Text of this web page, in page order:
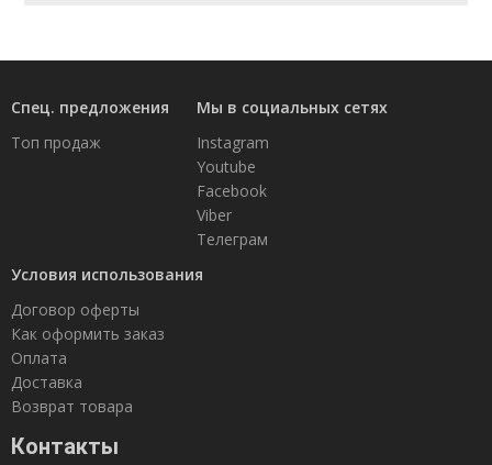
Спец. предложения
Топ продаж
Мы в социальных сетях
Instagram
Youtube
Facebook
Viber
Телеграм
Условия использования
Договор оферты
Как оформить заказ
Оплата
Доставка
Возврат товара
Контакты